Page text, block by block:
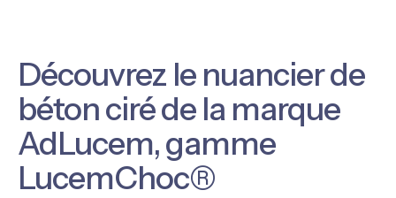
Découvrez le nuancier de
béton ciré de la marque
AdLucem, gamme
LucemChoc®